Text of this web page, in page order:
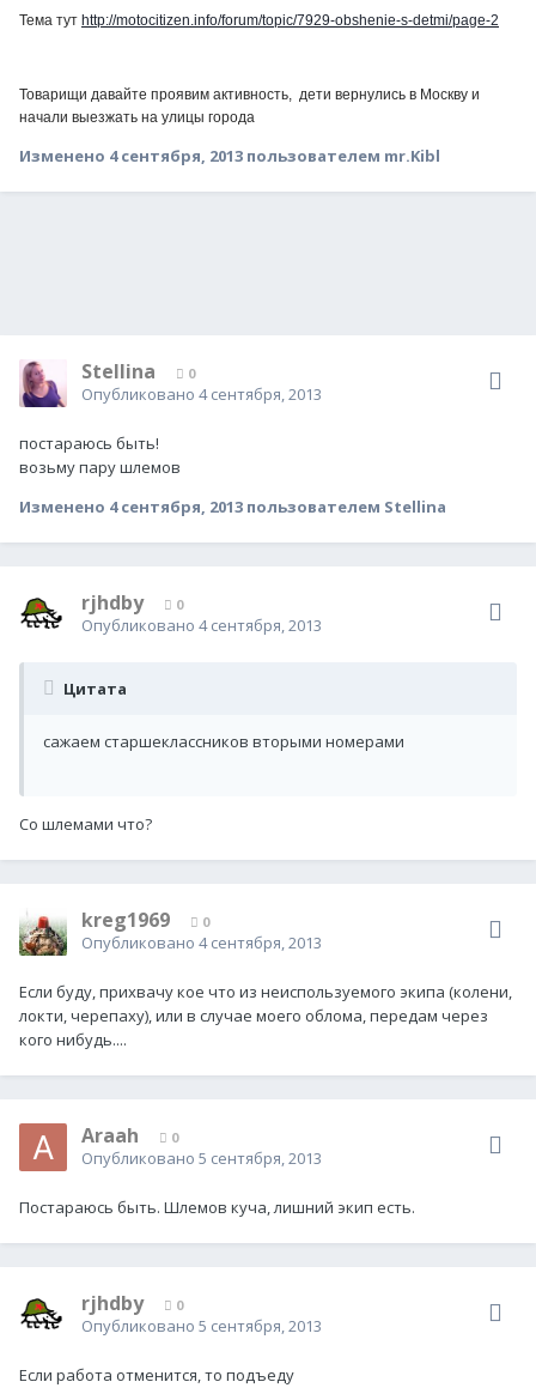
Тема тут http://motocitizen.info/forum/topic/7929-obshenie-s-detmi/page-2
Товарищи давайте проявим активность, дети вернулись в Москву и
начали выезжать на улицы города
Изменено 4 сентября, 2013 пользователем mr.Kibl
Stellina 0
Опубликовано 4 сентября, 2013
постараюсь быть!
возьму пару шлемов
Изменено 4 сентября, 2013 пользователем Stellina
rjhdby 0
Опубликовано 4 сентября, 2013
Цитата
сажаем старшеклассников вторыми номерами
Со шлемами что?
kreg1969 0
Опубликовано 4 сентября, 2013
Если буду, прихвачу кое что из неиспользуемого экипа (колени,
локти, черепаху), или в случае моего облома, передам через
кого нибудь....
Araah 0
Опубликовано 5 сентября, 2013
Постараюсь быть. Шлемов куча, лишний экип есть.
rjhdby 0
Опубликовано 5 сентября, 2013
Если работа отменится, то подъеду